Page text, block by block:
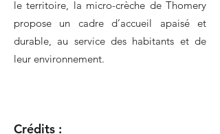
le territoire, la micro-crèche de Thomery
propose un cadre d’accueil apaisé et
durable, au service des habitants et de
leur environnement.
Crédits :